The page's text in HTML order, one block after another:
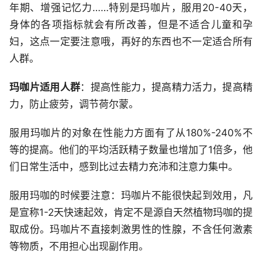
年期、增强记忆力……特别是玛咖片，服用20-40天，
身体的各项指标就会有所改善，但是不适合儿童和孕
妇，这点一定要注意哦，再好的东西也不一定适合所有
人群。
玛咖片适用人群：提高性能力，提高精力活力，提高精
力，防止疲劳，调节荷尔蒙。
服用玛咖片的对象在性能力方面有了从180%-240%不
等的提高。他们的平均活跃精子数量也增加了1倍多，他
们日常生活中，感到比过去精力充沛和注意力集中。
服用玛咖的时候要注意：玛咖片不能很快起到效用，凡
是宣称1-2天快速起效，肯定不是源自天然植物玛咖的提
取成份。玛咖片不直接刺激男性的性腺，不含任何激素
等物质，不用担心出现副作用。